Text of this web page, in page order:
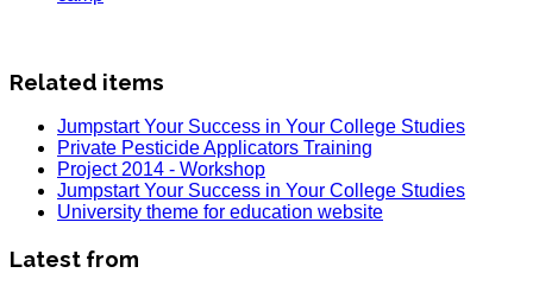
Related items
Jumpstart Your Success in Your College Studies
Private Pesticide Applicators Training
Project 2014 - Workshop
Jumpstart Your Success in Your College Studies
University theme for education website
Latest from